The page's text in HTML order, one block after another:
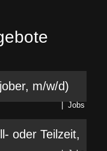
m/w/d)
| Jobs
oder Teilzeit,